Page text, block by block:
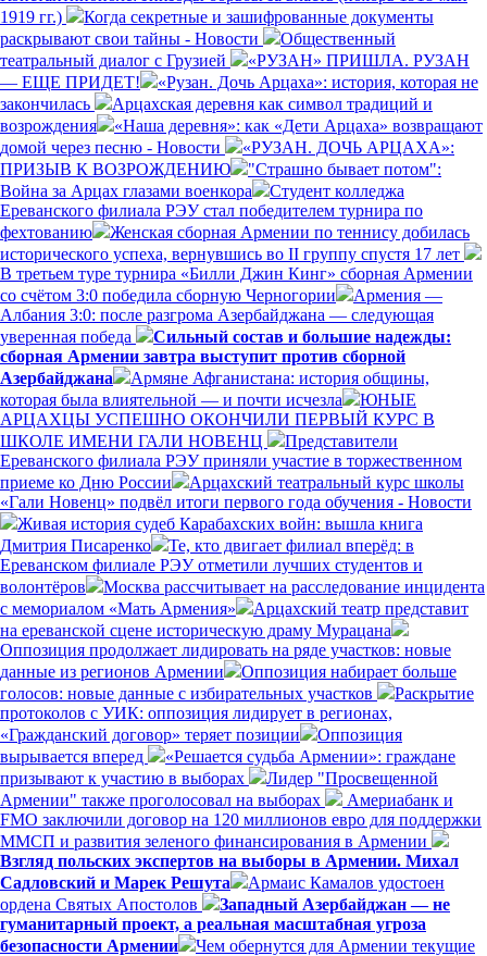
1919 гг.)
Когда секретные и зашифрованные документы
раскрывают свои тайны - Новости
Общественный
театральный диалог с Грузией
«РУЗАН» ПРИШЛА. РУЗАН
— ЕЩЕ ПРИДЕТ!
«Рузан. Дочь Арцаха»: история, которая не
закончилась
Арцахская деревня как символ традиций и
возрождения
«Наша деревня»: как «Дети Арцаха» возвращают
домой через песню - Новости
«РУЗАН. ДОЧЬ АРЦАХА»:
ПРИЗЫВ К ВОЗРОЖДЕНИЮ
"Страшно бывает потом":
Война за Арцах глазами военкора
Студент колледжа
Ереванского филиала РЭУ стал победителем турнира по
фехтованию
Женская сборная Армении по теннису добилась
исторического успеха, вернувшись во II группу спустя 17 лет
В третьем туре турнира «Билли Джин Кинг» сборная Армении
со счётом 3:0 победила сборную Черногории
Армения —
Албания 3:0: после разгрома Азербайджана — следующая
уверенная победа
Сильный состав и большие надежды:
сборная Армении завтра выступит против сборной
Азербайджана
Армяне Афганистана: история общины,
которая была влиятельной — и почти исчезла
ЮНЫЕ
АРЦАХЦЫ УСПЕШНО ОКОНЧИЛИ ПЕРВЫЙ КУРС В
ШКОЛЕ ИМЕНИ ГАЛИ НОВЕНЦ
Представители
Ереванского филиала РЭУ приняли участие в торжественном
приеме ко Дню России
Арцахский театральный курс школы
«Гали Новенц» подвёл итоги первого года обучения - Новости
Живая история судеб Карабахских войн: вышла книга
Дмитрия Писаренко
Те, кто двигает филиал вперёд: в
Ереванском филиале РЭУ отметили лучших студентов и
волонтёров
Москва рассчитывает на расследование инцидента
с мемориалом «Мать Армения»
Арцахский театр представит
на ереванской сцене историческую драму Мурацана
Оппозиция продолжает лидировать на ряде участков: новые
данные из регионов Армении
Оппозиция набирает больше
голосов: новые данные с избирательных участков
Раскрытие
протоколов с УИК: оппозиция лидирует в регионах,
«Гражданский договор» теряет позиции
Оппозиция
вырывается вперед
«Решается судьба Армении»: граждане
призывают к участию в выборах
Лидер "Просвещенной
Армении" также проголосовал на выборах
Америабанк и
FMO заключили договор на 120 миллионов евро для поддержки
ММСП и развития зеленого финансирования в Армении
Взгляд польских экспертов на выборы в Армении. Михал
Садловский и Марек Решута
Армаис Камалов удостоен
ордена Святых Апостолов
Западный Азербайджан — не
гуманитарный проект, а реальная масштабная угроза
безопасности Армении
Чем обернутся для Армении текущие